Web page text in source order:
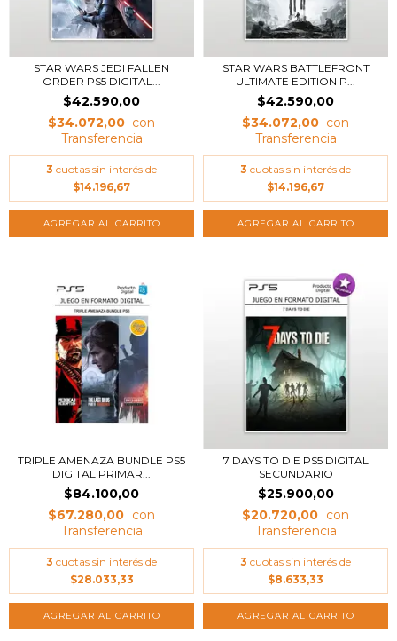
STAR WARS JEDI FALLEN
ORDER PS5 DIGITAL...
$42.590,00
$34.072,00
3 cuotas sin interés de
$14.196,67
STAR WARS BATTLEFRONT
ULTIMATE EDITION P...
$42.590,00
$34.072,00
3 cuotas sin interés de
$14.196,67
TRIPLE AMENAZA BUNDLE PS5
DIGITAL PRIMAR...
$84.100,00
$67.280,00
3 cuotas sin interés de
$28.033,33
7 DAYS TO DIE PS5 DIGITAL
SECUNDARIO
$25.900,00
$20.720,00
3 cuotas sin interés de
$8.633,33